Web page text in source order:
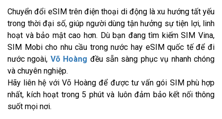
Chuyển đổi eSIM trên điện thoại di độnglà xu hướng tất yếu
trong thời đại số, giúp người dùng tận hưởng sự tiện lợi, linh
hoạt và bảo mật cao hơn. Dù bạn đang tìm kiếm SIM Vina,
SIM Mobi cho nhu cầu trong nước hay eSIM quốc tế để đi
nước ngoài, Võ Hoàng đều sẵn sàng phục vụ nhanh chóng
và chuyên nghiệp.
Hãy liên hệ với Võ Hoàng để được tư vấn gói SIM phù hợp
nhất, kích hoạt trong 5 phút và luôn đảm bảo kết nối thông
suốt mọi nơi.